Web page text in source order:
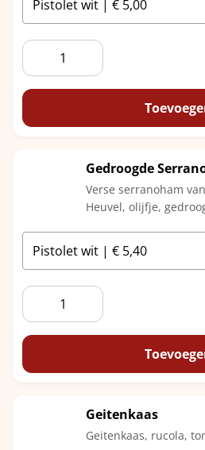
Fricandeau
aantal
Gedroogde
Verse serranoham
Heuvel, olijfje,
Gedroogde
Serranoham
aantal
Geitenkaas
Geitenkaas, rucola,